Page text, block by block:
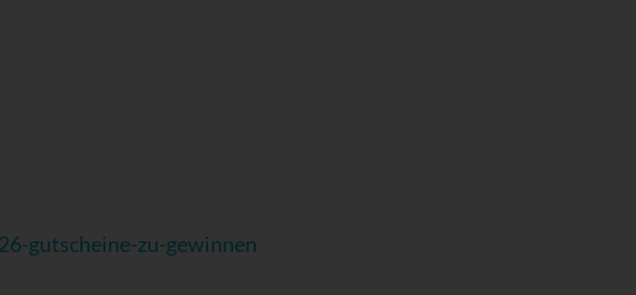
gutscheine-zu-gewinnen